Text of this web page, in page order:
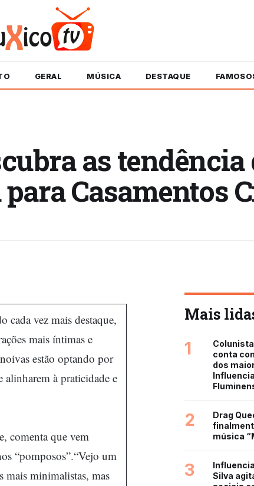
GERAL MÚSICA DESTAQUE
as tendência
Casamentos
cada vez mais destaque,
mais íntimas e
estão optando por
alinharem à praticidade e
comenta que vem
“pomposos”.“Vejo um
minimalistas, mas
Mais
1
conta
dos
2
Drag
música
3
Silva